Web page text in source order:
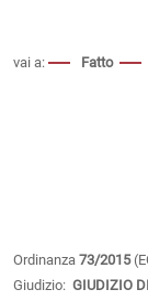
vai a: Fatto
Ordinanza 73/2015
Giudizio: GIUDIZIO